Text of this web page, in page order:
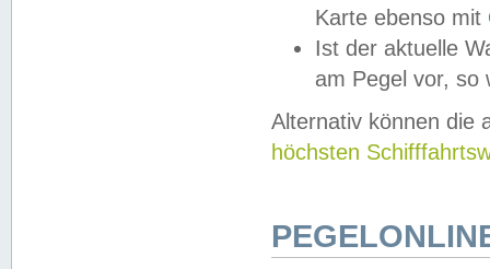
Karte ebenso mit
Ist der aktuelle
am Pegel vor,
Alternativ können die
höchsten